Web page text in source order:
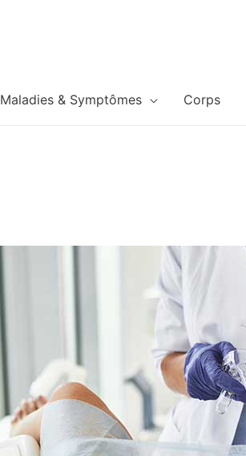
Maladies & Symptômes Corps